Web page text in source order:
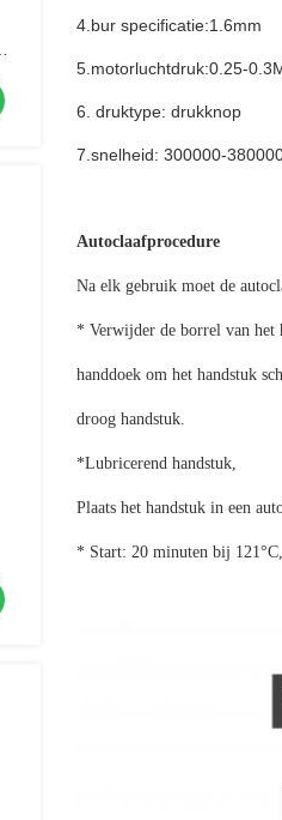
4.bur specificatie:1.6mm
5.motorluchtdruk:0.25-
6. druktype: drukknop
7.snelheid: 300000-
Autoclaafprocedure
Na elk gebruik moet de
* Verwijder de borrel van het
handdoek om het handstuk
droog handstuk.
*Lubricerend handstuk,
Plaats het handstuk in een
* Start: 20 minuten bij